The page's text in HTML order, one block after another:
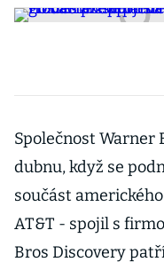
Společnost Warner
dubnu, když se
součást
AT&T - spojil s
Bros Discovery